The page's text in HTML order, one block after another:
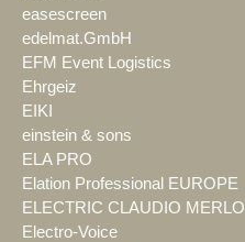
easescreen
edelmat.GmbH
EFM Event Logistics
Ehrgeiz
EIKI
einstein & sons
ELA PRO
Elation Professional EUROPE
ELECTRIC CLAUDIO MERLO
Electro-Voice